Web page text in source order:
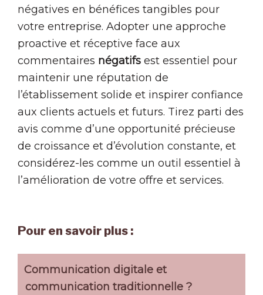
négatives en bénéfices tangibles pour
votre entreprise. Adopter une approche
proactive et réceptive face aux
commentaires négatifs est essentiel pour
maintenir une réputation de
l’établissement solide et inspirer confiance
aux clients actuels et futurs. Tirez parti des
avis comme d’une opportunité précieuse
de croissance et d’évolution constante, et
considérez-les comme un outil essentiel à
l’amélioration de votre offre et services.
Pour en savoir plus :
Communication digitale et
communication traditionnelle ?